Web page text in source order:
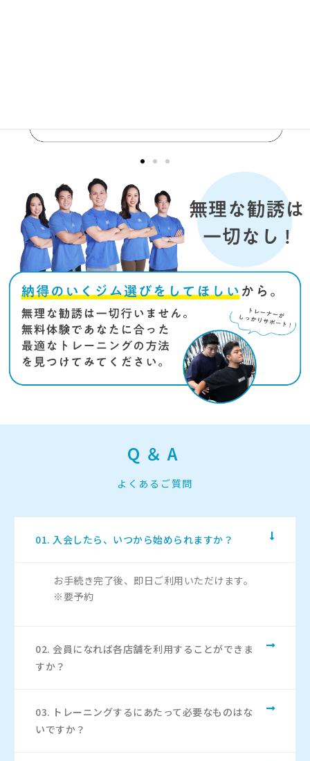
Q＆A
よくあるご質問
01. 入会したら、いつから始められますか？
お手続き完了後、即日ご利用いただけます。
※要予約
02. 会員になれば各店舗を利用することができま
すか？
03. トレーニングするにあたって必要なものはな
いですか？